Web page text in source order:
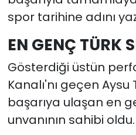
spor tarihine adını
EN GENÇ TÜRK
Gösterdiği üstün
Kanalı'nı geçen Aysu
başarıya ulaşan en
unvanının sahibi oldu.